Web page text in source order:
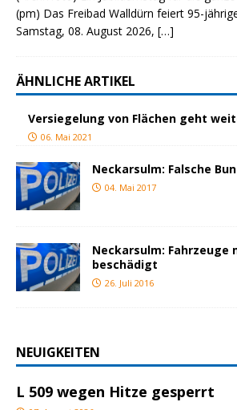
(pm) Das Freibad Walldürn feiert 95-
Samstag, 08. August 2026, […]
ÄHNLICHE ARTIKEL
Versiegelung von Flächen geht
06. Mai 2021
Neckarsulm: Falsche
04. Mai 2017
Neckarsulm: Fahrzeuge
beschädigt
26. Juli 2016
NEUIGKEITEN
L 509 wegen Hitze gesperrt